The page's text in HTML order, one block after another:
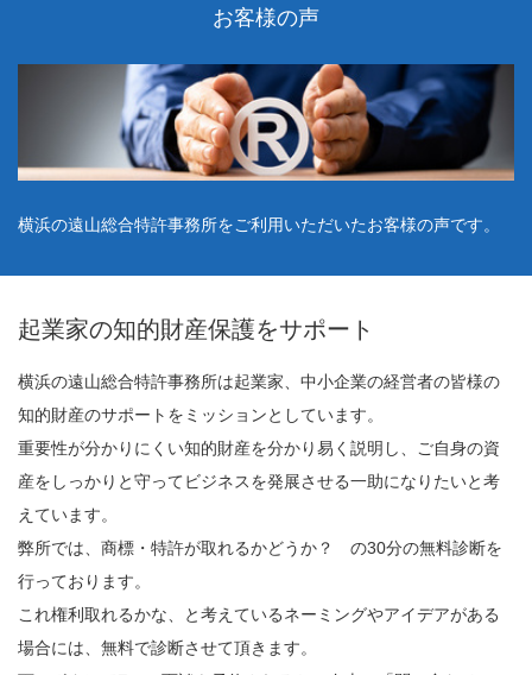
お客様の声
横浜の遠山総合特許事務所をご利用いただいたお客様の声です。
起業家の知的財産保護をサポート
横浜の遠山総合特許事務所は起業家、中小企業の経営者の皆様の
知的財産のサポートをミッションとしています。
重要性が分かりにくい知的財産を分かり易く説明し、ご自身の資
産をしっかりと守ってビジネスを発展させる一助になりたいと考
えています。
弊所では、商標・特許が取れるかどうか？ の30分の無料診断を
行っております。
これ権利取れるかな、と考えているネーミングやアイデアがある
場合には、無料で診断させて頂きます。